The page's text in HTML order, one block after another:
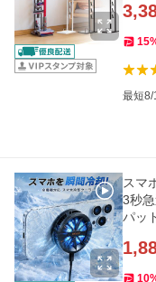
15
最短8/
スマ
3秒
パッ
10